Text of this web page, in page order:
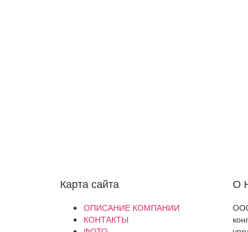
Карта сайта
ОПИСАНИЕ КОМПАНИИ
КОНТАКТЫ
О